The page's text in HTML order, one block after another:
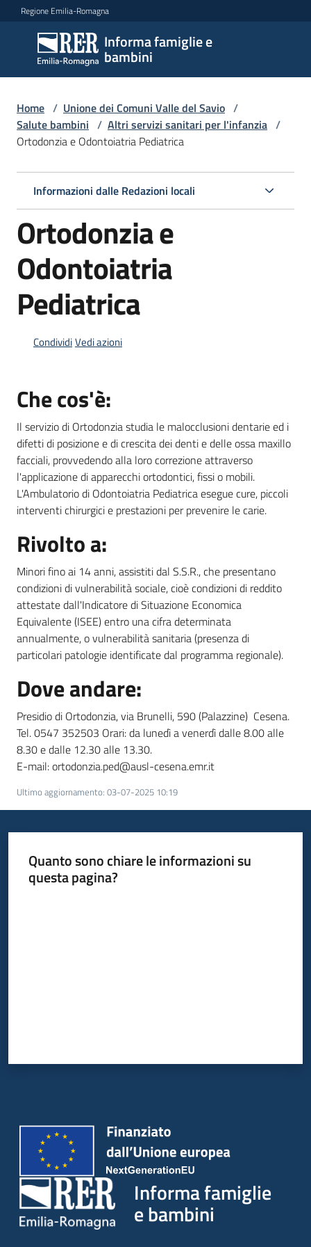
Vai al contenuto
Vai alla navigazione
Vai al footer
Regione Emilia-Romagna
Informa famiglie e
bambini
Informa
famiglie
e
bambini
Centri
per
famiglie
Newsletter
Home / Unione dei Comuni Valle del Savio /
Salute bambini / Altri servizi sanitari per l'infanzia /
Ortodonzia e Odontoiatria Pediatrica
Informazioni dalle Redazioni locali
Ortodonzia e
Odontoiatria
Pediatrica
CondividiVedi azioni
Che cos'è:
Il servizio di Ortodonzia studia le malocclusioni dentarie ed i
difetti di posizione e di crescita dei denti e delle ossa maxillo
facciali, provvedendo alla loro correzione attraverso
l'applicazione di apparecchi ortodontici, fissi o mobili.
L'Ambulatorio di Odontoiatria Pediatrica esegue cure, piccoli
interventi chirurgici e prestazioni per prevenire le carie.
Rivolto a:
Minori fino ai 14 anni, assistiti dal S.S.R., che presentano
condizioni di vulnerabilità sociale, cioè condizioni di reddito
attestate dall'Indicatore di Situazione Economica
Equivalente (ISEE) entro una cifra determinata
annualmente, o vulnerabilità sanitaria (presenza di
particolari patologie identificate dal programma regionale).
Dove andare:
Presidio di Ortodonzia, via Brunelli, 590 (Palazzine) Cesena.
Tel. 0547 352503 Orari: da lunedì a venerdì dalle 8.00 alle
8.30 e dalle 12.30 alle 13.30.
E-mail: ortodonzia.ped@ausl-cesena.emr.it
Ultimo aggiornamento: 03-07-2025 10:19
Quanto sono chiare le informazioni su
questa pagina?
Informa famiglie
e bambini